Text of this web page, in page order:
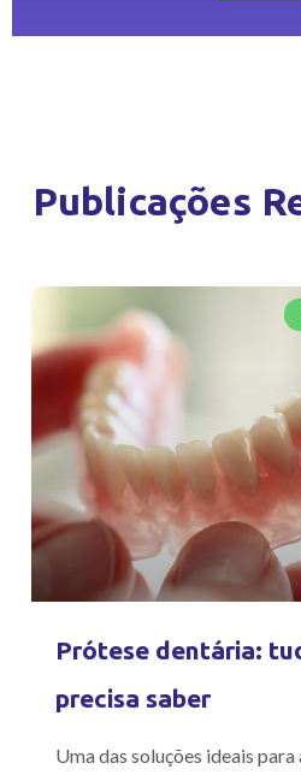
Publicações
Prótese dentária:
precisa saber
Uma das soluções ideais